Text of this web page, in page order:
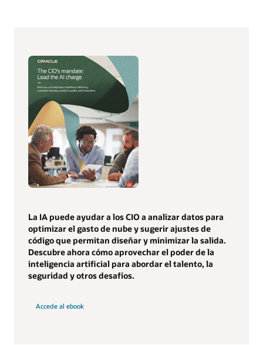
La IA puede ayudar a los CIO a analizar datos para
optimizar el gasto de nube y sugerir ajustes de
código que permitan diseñar y minimizar la salida.
Descubre ahora cómo aprovechar el poder de la
inteligencia artificial para abordar el talento, la
seguridad y otros desafíos.
Accede al ebook